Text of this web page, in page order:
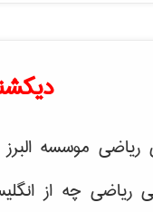
موسسه البرز
چه از